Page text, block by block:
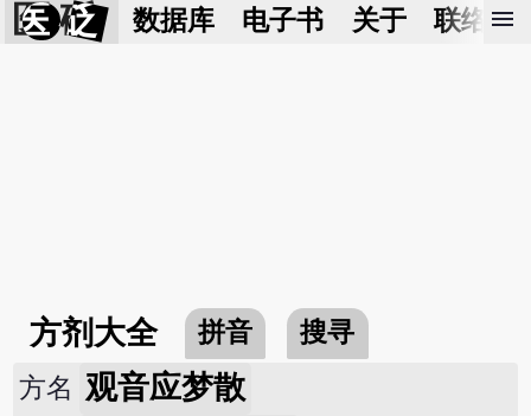
医 砭 数据库 电子书 关于 联络我
menu
方剂大全 拼音
搜寻
方名 观音应梦散